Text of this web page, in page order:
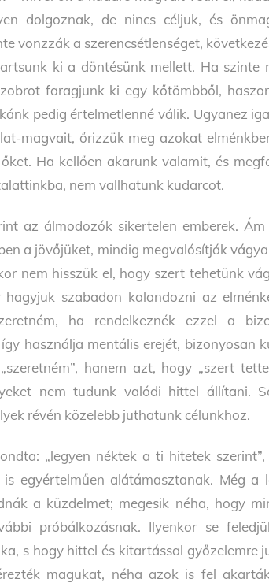
dolgoznak, de nincs céljuk, és
vonzzák a szerencsétlenséget,
ki a döntésünk mellett. Ha
faragjunk ki egy kőtömbből,
pedig értelmetlenné válik. Ugyanez
magvait, őrizzük meg azokat
Ha kellően akarunk valamit, és
nem vallhatunk kudarcot.
az álmodozók sikertelen emberek.
a jövőjüket, mindig megvalósítják
nem hisszük el, hogy szert tehetünk
szabadon kalandozni az
ha rendelkeznék ezzel a
így használja mentális erejét, bizonyosan
hanem azt, hogy „szert
nem tudunk valódi hittel állítani.
révén közelebb juthatunk célunkhoz.
„legyen néktek a ti hitetek
egyértelműen alátámasztanak. Még a
a küzdelmet; megesik néha, hogy
próbálkozásnak. Ilyenkor se
s hogy hittel és kitartással győzelemre
magukat, néha azok is fel